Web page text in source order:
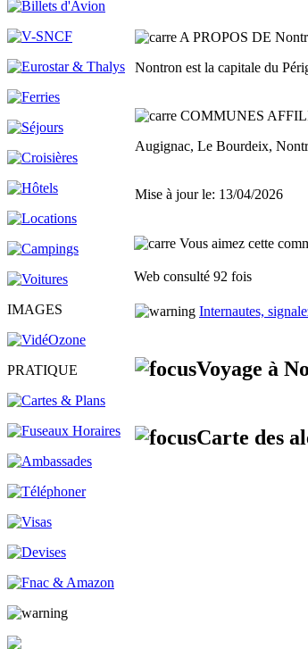
IMAGES
PRATIQUE
A PROPOS DE
Nontron est la capitale du
COMMUNES
Augignac, Le Bourdeix,
Mise à jour le: 13/04/2026
Vous aimez cette
Web consulté 92 fois
Internautes,
Voyage à
Carte des